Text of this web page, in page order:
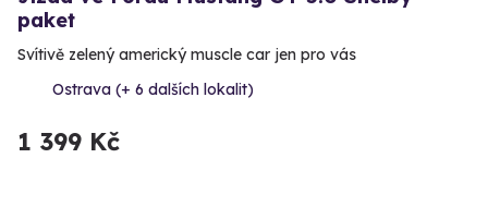
paket
Svítivě zelený americký muscle car jen pro vás
Ostrava (+ 6 dalších lokalit)
1 399 Kč